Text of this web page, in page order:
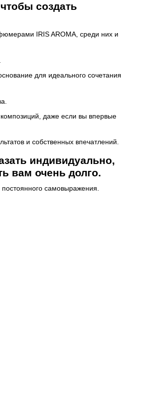
создать
IRIS AROMA, среди них и
для идеального сочетания
даже если вы впервые
и собственных впечатлений.
индивидуально,
вам очень долго.
самовыражения.